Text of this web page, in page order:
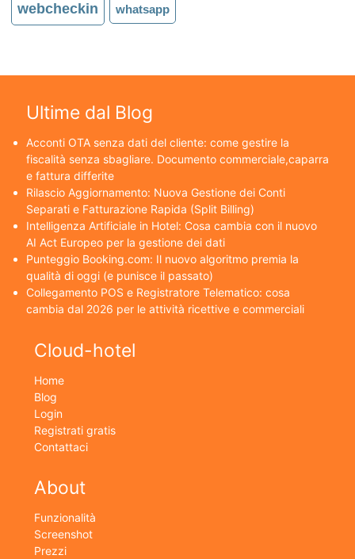
webcheckin whatsapp
Ultime dal Blog
Acconti OTA senza dati del cliente: come gestire la
fiscalità senza sbagliare. Documento commerciale,caparra
e fattura differite
Rilascio Aggiornamento: Nuova Gestione dei Conti
Separati e Fatturazione Rapida (Split Billing)
Intelligenza Artificiale in Hotel: Cosa cambia con il nuovo
AI Act Europeo per la gestione dei dati
Punteggio Booking.com: Il nuovo algoritmo premia la
qualità di oggi (e punisce il passato)
Collegamento POS e Registratore Telematico: cosa
cambia dal 2026 per le attività ricettive e commerciali
Cloud-hotel
Home
Blog
Login
Registrati gratis
Contattaci
About
Funzionalità
Screenshot
Prezzi